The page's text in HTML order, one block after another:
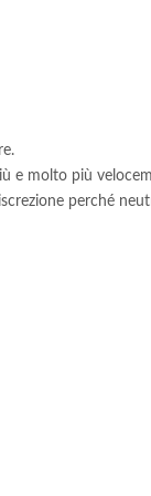
e molto più
perché